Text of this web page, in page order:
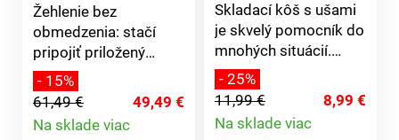
Žehlenie bez
obmedzenia: stačí
pripojiť priložený
kábel a žehličku
nahriať, potom žehlíte
bez kábla.
Naparovacia žehlička
- 15%
61,49 €
49,49 €
Na sklade viac
Skladací kôš s ušami
je skvelý pomocník do
mnohých situácií.
Hodí sa aj na vyprané
prádlo, ktoré vyberiete
z práčky alebo naopak
na práve zozbierané
- 25%
11,99 €
8,99 €
Na sklade viac